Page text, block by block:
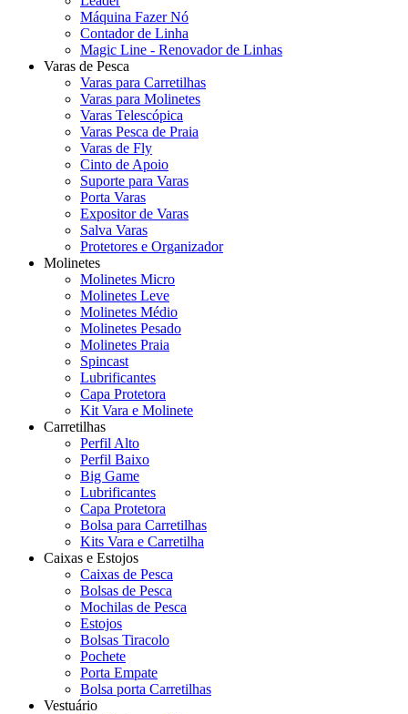
Máquina Fazer Nó
Contador de Linha
Magic Line - Renovador de Linhas
Varas de Pesca
Varas para Carretilhas
Varas para Molinetes
Varas Telescópica
Varas Pesca de Praia
Varas de Fly
Cinto de Apoio
Suporte para Varas
Porta Varas
Expositor de Varas
Salva Varas
Protetores e Organizador
Molinetes
Molinetes Micro
Molinetes Leve
Molinetes Médio
Molinetes Pesado
Molinetes Praia
Spincast
Lubrificantes
Capa Protetora
Kit Vara e Molinete
Carretilhas
Perfil Alto
Perfil Baixo
Big Game
Lubrificantes
Capa Protetora
Bolsa para Carretilhas
Kits Vara e Carretilha
Caixas e Estojos
Caixas de Pesca
Bolsas de Pesca
Mochilas de Pesca
Estojos
Bolsas Tiracolo
Pochete
Porta Empate
Bolsa porta Carretilhas
Vestuário